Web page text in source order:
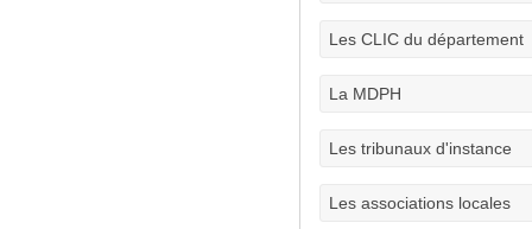
Les CLIC du département
La MDPH
Les tribunaux d'instance
Les associations locales